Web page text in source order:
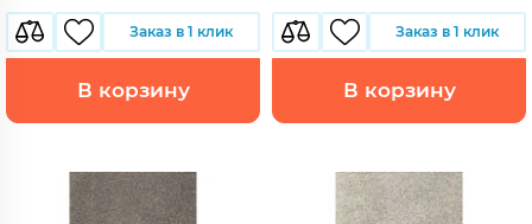
Заказ в 1 клик
В корзину
Заказ в 1 клик
В корзину